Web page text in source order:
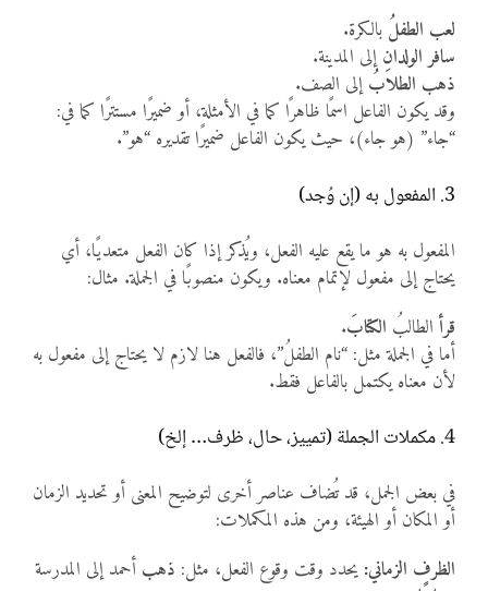
لعب الطفلُ بالكرة.
سافر الولدانِإلى المدينة.
ذهب الطلابُإلى الصف.
وقد يكون الفاعل اسمًا ظاهرًا كما في الأمثلة، أو ضميرًا مستترًا كما في:
“جاء” (هو جاء)، حيث يكون الفاعل ضميرًا تقديره “هو”.
3. المفعول به (إن وُجد)
المفعول به هو ما يقع عليه الفعل، ويُذكر إذا كان الفعل متعديًا، أي
يحتاج إلى مفعول لإتمام معناه. ويكون منصوبًا في الجملة. مثال:
قرأالطالبُ الكتابَ.
أما في الجملة مثل: “نام الطفلُ”، فالفعل هنا لازم لا يحتاج إلى مفعول به
لأن معناه يكتمل بالفاعل فقط.
4. مكملات الجملة (تمييز، حال، ظرف… إلخ)
في بعض الجمل، قد تُضاف عناصر أخرى لتوضيح المعنى أو تحديد الزمان
أو المكان أو الهيئة، ومن هذه المكملات:
الظرف الزماني: يحدد وقت وقوع الفعل، مثل: ذهب أحمد إلى المدرسة